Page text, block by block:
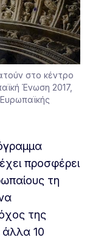
προσφέρει
τη
της
άλλα 10
στο κέντρο
Ένωση 2017,